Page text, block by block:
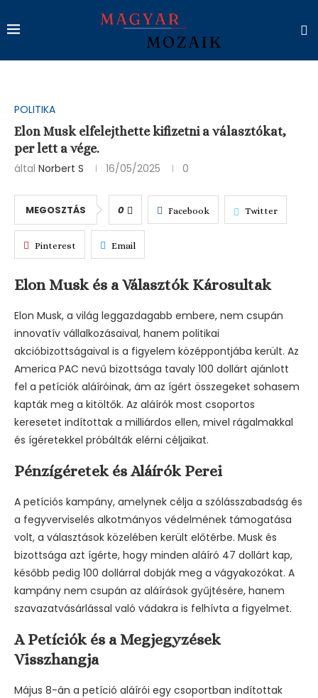
POLITIKA
Elon Musk elfelejthette kifizetni a választókat,
per lett a vége.
által Norbert S 16/05/2025 0
MEGOSZTÁS 0 Facebook Twitter
Pinterest Email
Elon Musk és a Választók Károsultak
Elon Musk, a világ leggazdagabb embere, nem csupán
innovatív vállalkozásaival, hanem politikai
akcióbizottságaival is a figyelem középpontjába került. Az
America PAC nevű bizottsága tavaly 100 dollárt ajánlott
fel a petíciók aláíróinak, ám az ígért összegeket sohasem
kapták meg a kitöltők. Az aláírók most csoportos
keresetet indítottak a milliárdos ellen, mivel rágalmakkal
és ígéretekkel próbálták elérni céljaikat.
Pénzígéretek és Aláírók Perei
A petíciós kampány, amelynek célja a szólásszabadság és
a fegyverviselés alkotmányos védelmének támogatása
volt, a választások közelében került előtérbe. Musk és
bizottsága azt ígérte, hogy minden aláíró 47 dollárt kap,
később pedig 100 dollárral dobják meg a vágyakozókat. A
kampány nem csupán az aláírások gyűjtésére, hanem
szavazatvásárlással való vádakra is felhívta a figyelmet.
A Petíciók és a Megjegyzések
Visszhangja
Május 8-án a petíció aláírói egy csoportban indítottak